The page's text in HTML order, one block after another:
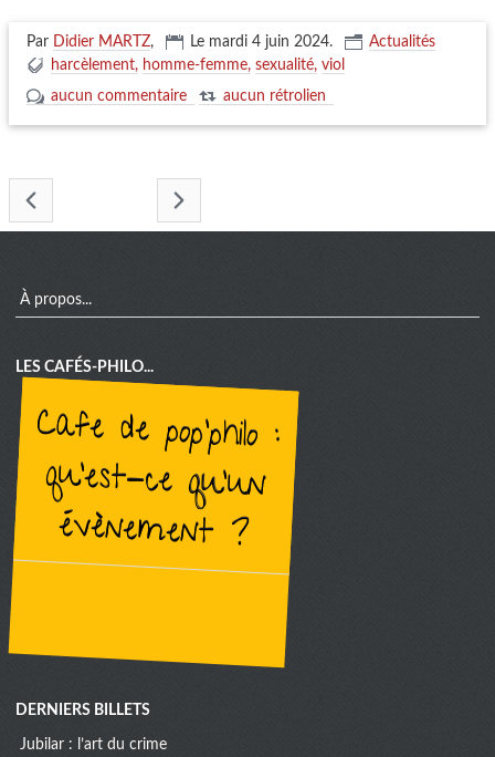
Par Didier MARTZ, Le mardi 4 juin 2024.
Actualités
harcèlement
homme-femme sexualité viol
aucun commentaire
aucun rétrolien
menu
À propos...
LES CAFÉS-PHILO...
cafe de pop'philo :
qu'est-ce qu'un
évènement ?
DERNIERS BILLETS
jubilar : l’art du crime